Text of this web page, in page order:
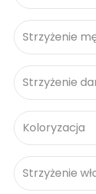
Strzyżenie
Strzyżenie
Koloryzacja
Strzyżenie